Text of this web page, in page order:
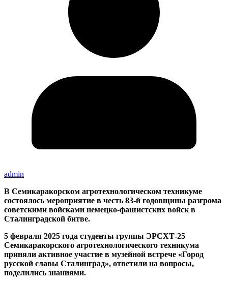
admin
В Семикаракорском агротехнологическом техникуме
состоялось мероприятие в честь 83-й годовщины разгрома
советскими войсками немецко-фашистских войск в
Сталинградской битве.
5 февраля 2025 года студенты группы ЭРСХТ-25
Семикаракорского агротехнологического техникума
приняли активное участие в музейной встрече «Город
русской славы Сталинград», ответили на вопросы,
поделились знаниями.